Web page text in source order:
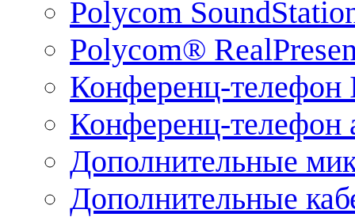
Polycom
Polycom®
Конференц-телефон
Конференц-телефон
Дополнительные
Дополнительные